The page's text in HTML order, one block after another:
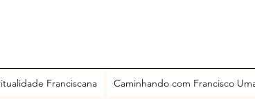
Franciscana Caminhando com Francisco